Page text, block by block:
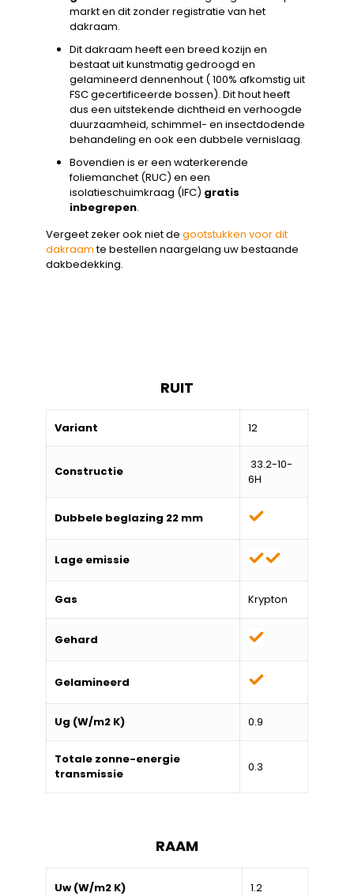
markt en dit zonder registratie van het
dakraam.
Dit dakraam heeft een breed kozijn en
bestaat uit kunstmatig gedroogd en
gelamineerd dennenhout ( 100% afkomstig uit
FSC gecertificeerde bossen). Dit hout heeft
dus een uitstekende dichtheid en verhoogde
duurzaamheid, schimmel- en insectdodende
behandeling en ook een dubbele vernislaag.
Bovendien is er een waterkerende
foliemanchet (RUC) en een
isolatieschuimkraag (IFC) gratis
inbegrepen.
Vergeet zeker ook niet de gootstukken voor dit
dakraamte bestellen naargelang uw bestaande
dakbedekking.
RUIT
Variant 12
Constructie
33.2-10-
6H
Dubbele beglazing 22 mm
Lage emissie
Gas Krypton
Gehard
Gelamineerd
Ug (W/m2 K) 0.9
Totale zonne-energie
transmissie
0.3
RAAM
Uw (W/m2 K) 1.2